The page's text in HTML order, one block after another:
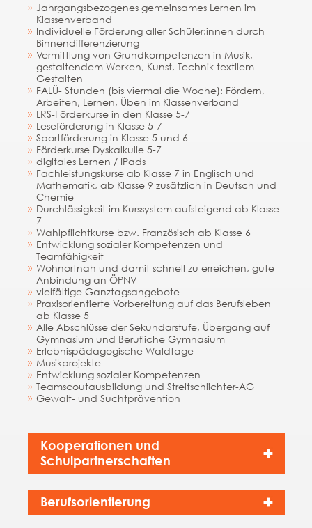
Jahrgangsbezogenes gemeinsames Lernen im
Klassenverband
Individuelle Förderung aller Schüler:innen durch
Binnendifferenzierung
Vermittlung von Grundkompetenzen in Musik,
gestaltendem Werken, Kunst, Technik textilem
Gestalten
FALÜ- Stunden (bis viermal die Woche): Fördern,
Arbeiten, Lernen, Üben im Klassenverband
LRS-Förderkurse in den Klasse 5-7
Leseförderung in Klasse 5-7
Sportförderung in Klasse 5 und 6
Förderkurse Dyskalkulie 5-7
digitales Lernen / IPads
Fachleistungskurse ab Klasse 7 in Englisch und
Mathematik, ab Klasse 9 zusätzlich in Deutsch und
Chemie
Durchlässigkeit im Kurssystem aufsteigend ab Klasse
7
Wahlpflichtkurse bzw. Französisch ab Klasse 6
Entwicklung sozialer Kompetenzen und
Teamfähigkeit
Wohnortnah und damit schnell zu erreichen, gute
Anbindung an ÖPNV
vielfältige Ganztagsangebote
Praxisorientierte Vorbereitung auf das Berufsleben
ab Klasse 5
Alle Abschlüsse der Sekundarstufe, Übergang auf
Gymnasium und Berufliche Gymnasium
Erlebnispädagogische Waldtage
Musikprojekte
Entwicklung sozialer Kompetenzen
Teamscoutausbildung und Streitschlichter-AG
Gewalt- und Suchtprävention
Kooperationen und
Schulpartnerschaften
Berufsorientierung